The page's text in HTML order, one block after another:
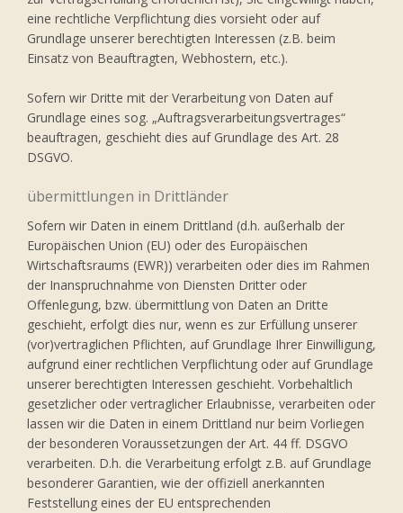
eine rechtliche Verpflichtung dies vorsieht oder auf
Grundlage unserer berechtigten Interessen (z.B. beim
Einsatz von Beauftragten, Webhostern, etc.).
Sofern wir Dritte mit der Verarbeitung von Daten auf
Grundlage eines sog. „Auftragsverarbeitungsvertrages“
beauftragen, geschieht dies auf Grundlage des Art. 28
DSGVO.
übermittlungen in Drittländer
Sofern wir Daten in einem Drittland (d.h. außerhalb der
Europäischen Union (EU) oder des Europäischen
Wirtschaftsraums (EWR)) verarbeiten oder dies im Rahmen
der Inanspruchnahme von Diensten Dritter oder
Offenlegung, bzw. übermittlung von Daten an Dritte
geschieht, erfolgt dies nur, wenn es zur Erfüllung unserer
(vor)vertraglichen Pflichten, auf Grundlage Ihrer Einwilligung,
aufgrund einer rechtlichen Verpflichtung oder auf Grundlage
unserer berechtigten Interessen geschieht. Vorbehaltlich
gesetzlicher oder vertraglicher Erlaubnisse, verarbeiten oder
lassen wir die Daten in einem Drittland nur beim Vorliegen
der besonderen Voraussetzungen der Art. 44 ff. DSGVO
verarbeiten. D.h. die Verarbeitung erfolgt z.B. auf Grundlage
besonderer Garantien, wie der offiziell anerkannten
Feststellung eines der EU entsprechenden